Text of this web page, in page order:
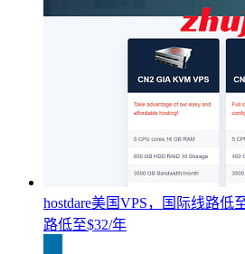
hostdare美国VPS，国际线路低
路低至$32/年